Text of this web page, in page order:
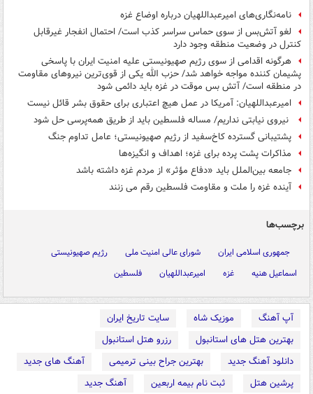
نامه‌نگاری‌های امیرعبداللهیان درباره اوضاع غزه
لغو آتش‌بس از سوی حماس سراسر کذب است/ احتمال انفجار غیرقابل
کنترل در وضعیت منطقه وجود دارد
هرگونه اقدامی از سوی رژیم صهیونیستی علیه امنیت ایران با پاسخی
پشیمان کننده مواجه خواهد شد/ حزب الله یکی از قوی‌ترین نیروهای مقاومت
در منطقه است/ آتش بس موقت در غزه باید دائمی شود
امیرعبداللهیان: آمریکا در عمل هیچ اعتباری برای حقوق بشر قائل نیست
نیروی نیابتی نداریم/ مساله فلسطین باید از طریق همه‌پرسی حل شود
پشتیبانی گسترده کاخ‌سفید از رژیم صهیونیستی؛ عامل تداوم جنگ
مذاکرات پشت پرده برای غزه؛ اهداف و انگیزه‌ها
جامعه بین‌الملل باید «دفاع مؤثر» از مردم غزه داشته باشد
آینده غزه را ملت و مقاومت فلسطین رقم می زنند
برچسب‌ها
جمهوری اسلامی ایران شورای عالی امنیت ملی
رژیم صهیونیستی
اسماعیل هنیه
غزه امیرعبداللهیان فلسطین
آپ آهنگ موزیک شاه
سایت تاریخ ایران
بهترین هتل های استانبول
رزرو هتل استانبول
دانلود آهنگ جدید
بهترین جراح بینی ترمیمی
آهنگ های جدید
پرشین هتل
ثبت نام بیمه اربعین
آهنگ جدید